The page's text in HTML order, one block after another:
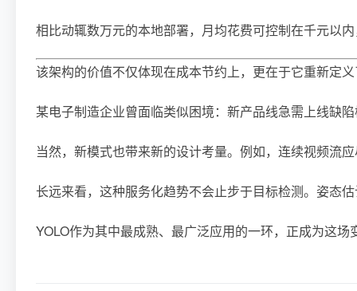
相比动辄数万元的本地部署，月均花费可控制在千元以
该架构的价值不仅体现在成本节约上，更在于它重新定
某电子制造企业曾面临类似困境：新产品线急需上线缺
当然，新模式也带来新的设计考量。例如，连续视频流
长远来看，这种服务化趋势不会止步于目标检测。姿态
YOLO作为其中最成熟、最广泛应用的一环，正成为这